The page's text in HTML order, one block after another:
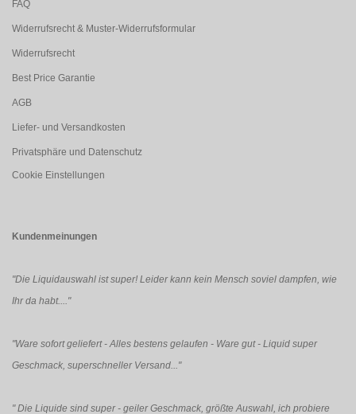
FAQ
Widerrufsrecht & Muster-Widerrufsformular
Widerrufsrecht
Best Price Garantie
AGB
Liefer- und Versandkosten
Privatsphäre und Datenschutz
Cookie Einstellungen
Kundenmeinungen
"Die Liquidauswahl ist super! Leider kann kein Mensch soviel dampfen, wie
Ihr da habt...."
"Ware sofort geliefert - Alles bestens gelaufen - Ware gut - Liquid super
Geschmack, superschneller Versand..."
"Die Liquide sind super - geiler Geschmack, größte Auswahl, ich probiere